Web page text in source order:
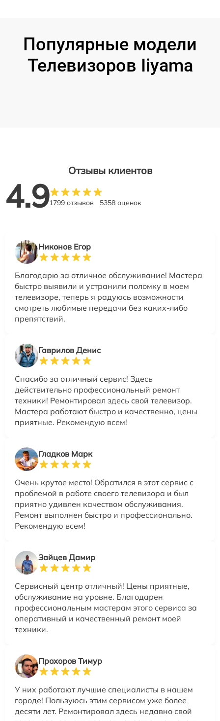
Популярные модели
Телевизоров Iiyama
Отзывы клиентов
4.91799 отзывов 5358 оценок
Никонов Егор
Благодарю за отличное обслуживание! Мастера
быстро выявили и устранили поломку в моем
телевизоре, теперь я радуюсь возможности
смотреть любимые передачи без каких-либо
препятствий.
Гаврилов Денис
Спасибо за отличный сервис! Здесь
действительно профессиональный ремонт
техники! Ремонтировал здесь свой телевизор.
Мастера работают быстро и качественно, цены
приятные. Рекомендую всем!
Гладков Марк
Очень крутое место! Обратился в этот сервис с
проблемой в работе своего телевизора и был
приятно удивлен качеством обслуживания.
Ремонт выполнен быстро и профессионально.
Рекомендую всем!
Зайцев Дамир
Сервисный центр отличный! Цены приятные,
обслуживание на уровне. Благодарен
профессиональным мастерам этого сервиса за
оперативный и качественный ремонт моей
техники.
Прохоров Тимур
У них работают лучшие специалисты в нашем
городе! Пользуюсь этим сервисом уже более
десяти лет. Ремонтировал здесь недавно свой